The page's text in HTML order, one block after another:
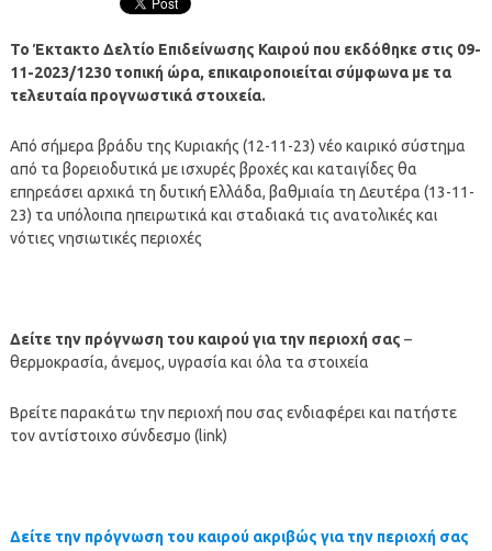
Το Έκτακτο Δελτίο Επιδείνωσης Καιρού που εκδόθηκε στις 09-
11-2023/1230 τοπική ώρα, επικαιροποιείται σύμφωνα με τα
τελευταία προγνωστικά στοιχεία.
Από σήμερα βράδυ της Κυριακής (12-11-23) νέο καιρικό σύστημα
από τα βορειοδυτικά με ισχυρές βροχές και καταιγίδες θα
επηρεάσει αρχικά τη δυτική Ελλάδα, βαθμιαία τη Δευτέρα (13-11-
23) τα υπόλοιπα ηπειρωτικά και σταδιακά τις ανατολικές και
νότιες νησιωτικές περιοχές
Δείτε την πρόγνωση του καιρού για την περιοχή σας –
θερμοκρασία, άνεμος, υγρασία και όλα τα στοιχεία
Βρείτε παρακάτω την περιοχή που σας ενδιαφέρει και πατήστε
τον αντίστοιχο σύνδεσμο (link)
Δείτε την πρόγνωση του καιρού ακριβώς για την περιοχή σας